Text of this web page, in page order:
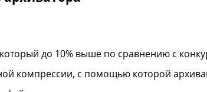
до 10% выше по сравнению с
компрессии, с помощью которой